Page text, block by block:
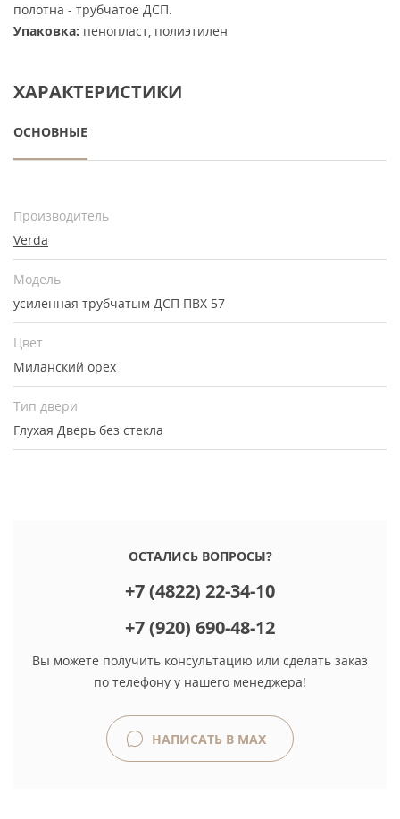
полотна - трубчатое ДСП.
Упаковка: пенопласт, полиэтилен
ХАРАКТЕРИСТИКИ
ОСНОВНЫЕ
Производитель
Verda
Модель
усиленная трубчатым ДСП ПВХ 57
Цвет
Миланский орех
Тип двери
Глухая Дверь без стекла
ОСТАЛИСЬ ВОПРОСЫ?
+7 (4822) 22-34-10
+7 (920) 690-48-12
Вы можете получить консультацию или сделать заказ
по телефону у нашего менеджера!
НАПИСАТЬ В MAX